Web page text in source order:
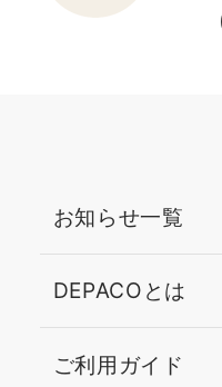
お知らせ一覧
DEPACOとは
ご利用ガイド